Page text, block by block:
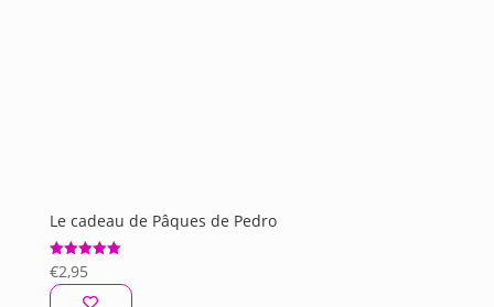
Le cadeau de Pâques de Pedro
Note
5.00
sur 5
€2,95